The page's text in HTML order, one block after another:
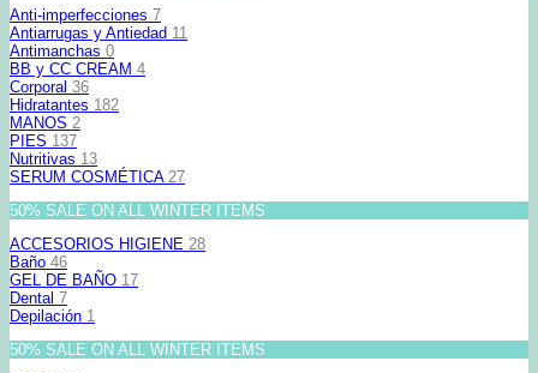
Anti-imperfecciones 7
Antiarrugas y Antiedad 11
Antimanchas 0
BB y CC CREAM 4
Corporal 36
Hidratantes 182
MANOS 2
PIES 137
Nutritivas 13
SERUM COSMÉTICA 27
50% SALE ON ALL WINTER ITEMS
ACCESORIOS HIGIENE 28
Baño 46
GEL DE BAÑO 17
Dental 7
Depilación 1
50% SALE ON ALL WINTER ITEMS